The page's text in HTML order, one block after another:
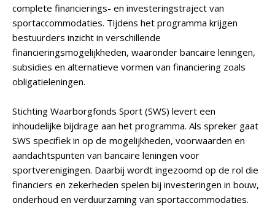
complete financierings- en investeringstraject van
sportaccommodaties. Tijdens het programma krijgen
bestuurders inzicht in verschillende
financieringsmogelijkheden, waaronder bancaire leningen,
subsidies en alternatieve vormen van financiering zoals
obligatieleningen.
Stichting Waarborgfonds Sport (SWS) levert een
inhoudelijke bijdrage aan het programma. Als spreker gaat
SWS specifiek in op de mogelijkheden, voorwaarden en
aandachtspunten van bancaire leningen voor
sportverenigingen. Daarbij wordt ingezoomd op de rol die
financiers en zekerheden spelen bij investeringen in bouw,
onderhoud en verduurzaming van sportaccommodaties.